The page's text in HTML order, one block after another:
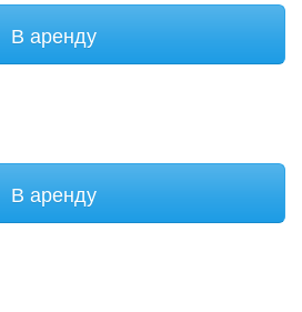
В аренду
В аренду